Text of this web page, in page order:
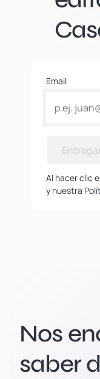
Email
Entregar
Al hacer clic
y nuestra
Nos
saber